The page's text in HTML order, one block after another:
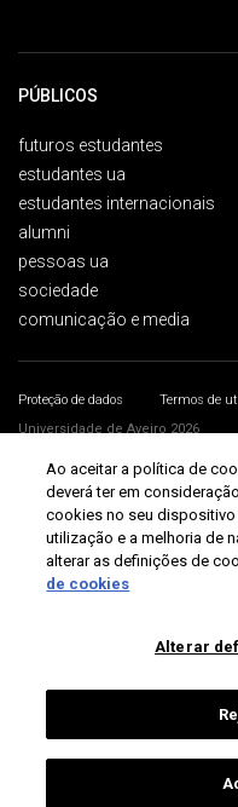
PÚBLICOS
futuros estudantes
estudantes ua
estudantes internacionais
alumni
pessoas ua
sociedade
comunicação e media
Proteção de dados Termos de
Universidade de Aveiro 2026
Ao aceitar a política de
deverá ter em
cookies no seu
utilização e a melhoria de
alterar as definições de
de cookies
Alterar